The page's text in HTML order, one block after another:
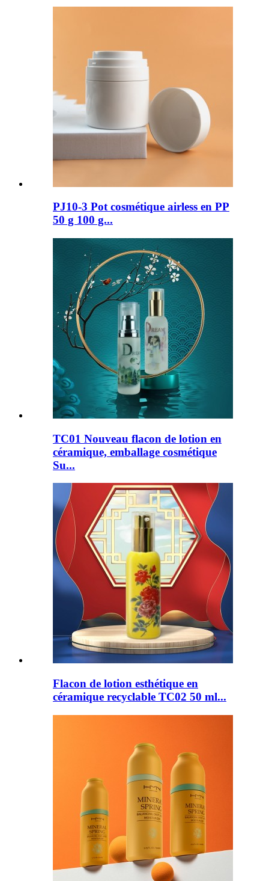
PJ10-3 Pot cosmétique airless en PP
50 g 100 g...
TC01 Nouveau flacon de lotion en
céramique, emballage cosmétique
Su...
Flacon de lotion esthétique en
céramique recyclable TC02 50 ml...